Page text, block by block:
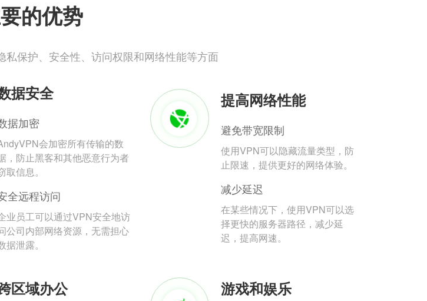
的优势
保护、安全性、访问权限和网络性能等方面
据安全
据加密
会加密所有传输的数
，防止黑客和其他恶意行为者
取信息。
全远程访问
业员工可以通过VPN安全地访
公司内部网络资源，无需担心
据泄露。
提高网络性能
避免带宽限制
使用VPN可以隐藏流量类型，防
止限速，提供更好的网络体验。
减少延迟
在某些情况下，使用VPN可以选
择更快的服务器路径，减少延
迟，提高网速。
区域办公 游戏和娱乐